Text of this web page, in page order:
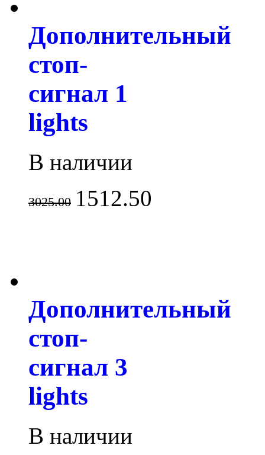
Дополнительный
стоп-
сигнал 1
lights
В наличии
3025.00 1512.50
Дополнительный
стоп-
сигнал 3
lights
В наличии